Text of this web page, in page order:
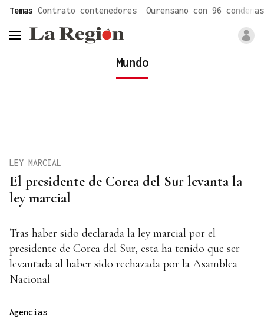
Temas Contrato contenedores Ourensano con 96 condenas
header.menu.open
Mundo
El presidente de Corea del Sur levanta la
ley marcial
LEY MARCIAL
Tras haber sido declarada la ley marcial por el
presidente de Corea del Sur, esta ha tenido que ser
levantada al haber sido rechazada por la Asamblea
Nacional
Agencias